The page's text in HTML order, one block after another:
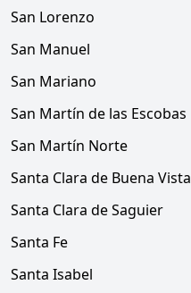
San Lorenzo
San Manuel
San Mariano
San Martín de las Escobas
San Martín Norte
Santa Clara de Buena Vista
Santa Clara de Saguier
Santa Fe
Santa Isabel